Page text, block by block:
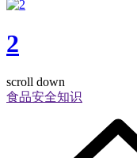
2
scroll down
食品安全知识